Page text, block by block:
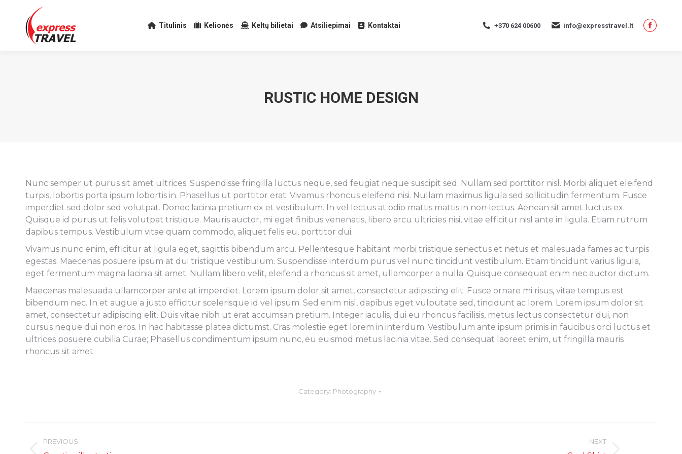
Titulinis Kelionės Keltų bilietai Atsiliepimai Kontaktai +370 624 00600 info@expresstravel.lt
RUSTIC HOME DESIGN
Nunc semper ut purus sit amet ultrices. Suspendisse fringilla luctus neque, sed feugiat neque suscipit sed. Nullam sed porttitor nisl. Morbi aliquet eleifend
turpis, lobortis porta ipsum lobortis in. Phasellus ut porttitor erat. Vivamus rhoncus eleifend nisi. Nullam maximus ligula sed sollicitudin fermentum. Fusce
imperdiet sed dolor sed volutpat. Donec lacinia pretium ex et vestibulum. In vel lectus at odio mattis mattis in non lectus. Aenean sit amet luctus ex.
Quisque id purus ut felis volutpat tristique. Mauris auctor, mi eget finibus venenatis, libero arcu ultricies nisi, vitae efficitur nisl ante in ligula. Etiam rutrum
dapibus tempus. Vestibulum vitae quam commodo, aliquet felis eu, porttitor dui.
Vivamus nunc enim, efficitur at ligula eget, sagittis bibendum arcu. Pellentesque habitant morbi tristique senectus et netus et malesuada fames ac turpis
egestas. Maecenas posuere ipsum at dui tristique vestibulum. Suspendisse interdum purus vel nunc tincidunt vestibulum. Etiam tincidunt varius ligula,
eget fermentum magna lacinia sit amet. Nullam libero velit, eleifend a rhoncus sit amet, ullamcorper a nulla. Quisque consequat enim nec auctor dictum.
Maecenas malesuada ullamcorper ante at imperdiet. Lorem ipsum dolor sit amet, consectetur adipiscing elit. Fusce ornare mi risus, vitae tempus est
bibendum nec. In et augue a justo efficitur scelerisque id vel ipsum. Sed enim nisl, dapibus eget vulputate sed, tincidunt ac lorem. Lorem ipsum dolor sit
amet, consectetur adipiscing elit. Duis vitae nibh ut erat accumsan pretium. Integer iaculis, dui eu rhoncus facilisis, metus lectus consectetur dui, non
cursus neque dui non eros. In hac habitasse platea dictumst. Cras molestie eget lorem in interdum. Vestibulum ante ipsum primis in faucibus orci luctus et
ultrices posuere cubilia Curae; Phasellus condimentum ipsum nunc, eu euismod metus lacinia vitae. Sed consequat laoreet enim, ut fringilla mauris
rhoncus sit amet.
Category: Photography
navigation
PREVIOUS NEXT
opens
in